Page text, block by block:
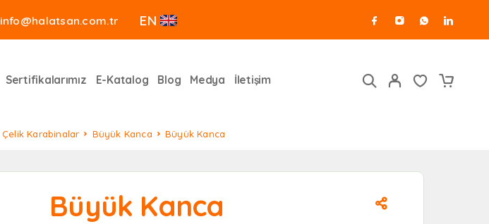
info@halatsan.com.tr EN
Sertifikalarımız E-Katalog Blog Medya İletişim
Çelik Karabinalar Büyük Kanca Büyük Kanca
Büyük Kanca